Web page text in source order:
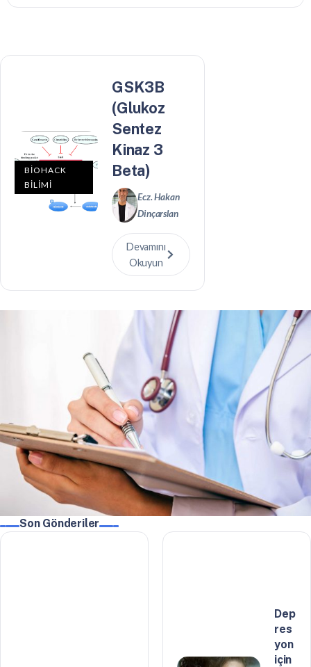
BİOHACK
BİLİMİ
GSK3B
(Glukoz
Sentez
Kinaz 3
Beta)
Ecz. Hakan
Dinçarslan
Devamını
Okuyun
Son Gönderiler
Dep
res
yon
için